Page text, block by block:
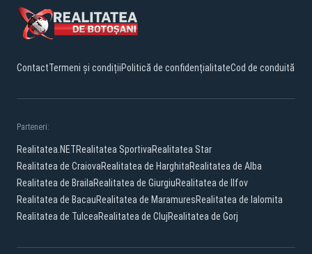
ContactTermeni și condițiiPolitică de confidențialitateCod de conduită
Parteneri:
Realitatea.NETRealitatea SportivaRealitatea Star
Realitatea de CraiovaRealitatea de HarghitaRealitatea de Alba
Realitatea de BrailaRealitatea de GiurgiuRealitatea de Ilfov
Realitatea de BacauRealitatea de MaramuresRealitatea de Ialomita
Realitatea de TulceaRealitatea de ClujRealitatea de Gorj